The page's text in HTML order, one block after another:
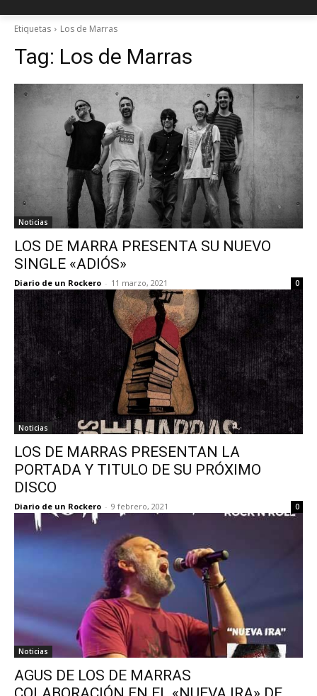
Etiquetas Los de Marras
Tag: Los de Marras
Noticias
LOS DE MARRA PRESENTA SU NUEVO
SINGLE «ADIÓS»
Diario de un Rockero - 11 marzo, 2021 0
Noticias
LOS DE MARRAS PRESENTAN LA
PORTADA Y TITULO DE SU PRÓXIMO
DISCO
Diario de un Rockero - 9 febrero, 2021 0
Noticias
AGUS DE LOS DE MARRAS